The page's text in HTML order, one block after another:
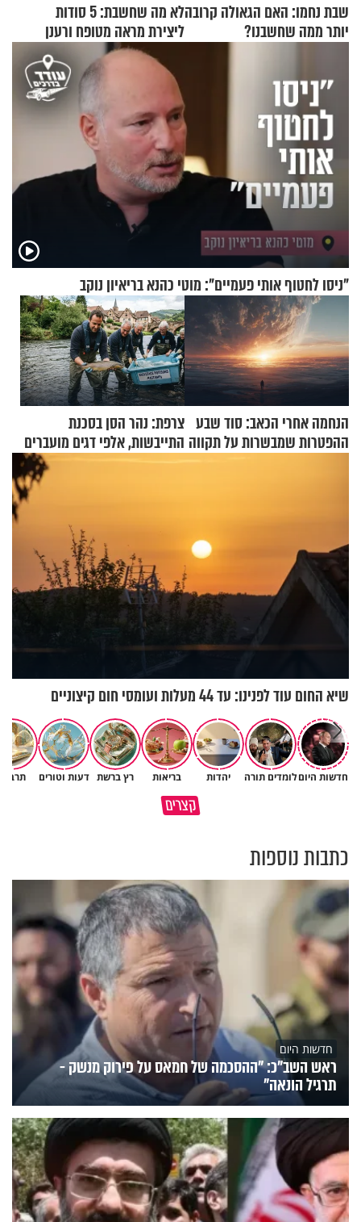
שבת נחמו: האם הגאולה קרובה
יותר ממה שחשבנו?
לא מה שחשבת: 5 סודות
ליצירת מראה מטופח ורענן
"ניסו לחטוף אותי פעמיים": מוטי כהנא בריאיון נוקב
הנחמה אחרי הכאב: סוד שבע
ההפטרות שמבשרות על תקווה
צרפת: נהר הסן בסכנת
התייבשות, אלפי דגים מועברים
במבצעי חילוץ
שיא החום עוד לפנינו: עד 44 מעלות ועומסי חום קיצוניים
חדשות היוםלומדים תורה יהדות בריאות רץ ברשת דעות וטורים
קצריםיש לך אבא גדול שאוהב אותך
כתבות נוספות
חדשות היום
ראש השב"כ: "ההסכמה של חמאס על פירוק מנשק -
תרגיל הונאה"